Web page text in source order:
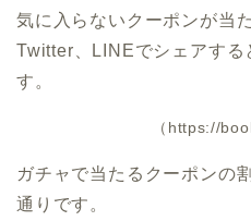
気に入らないクーポンが当
Twitter、LINEでシェアする
す。
（https://
ガチャで当たるクーポンの
通りです。